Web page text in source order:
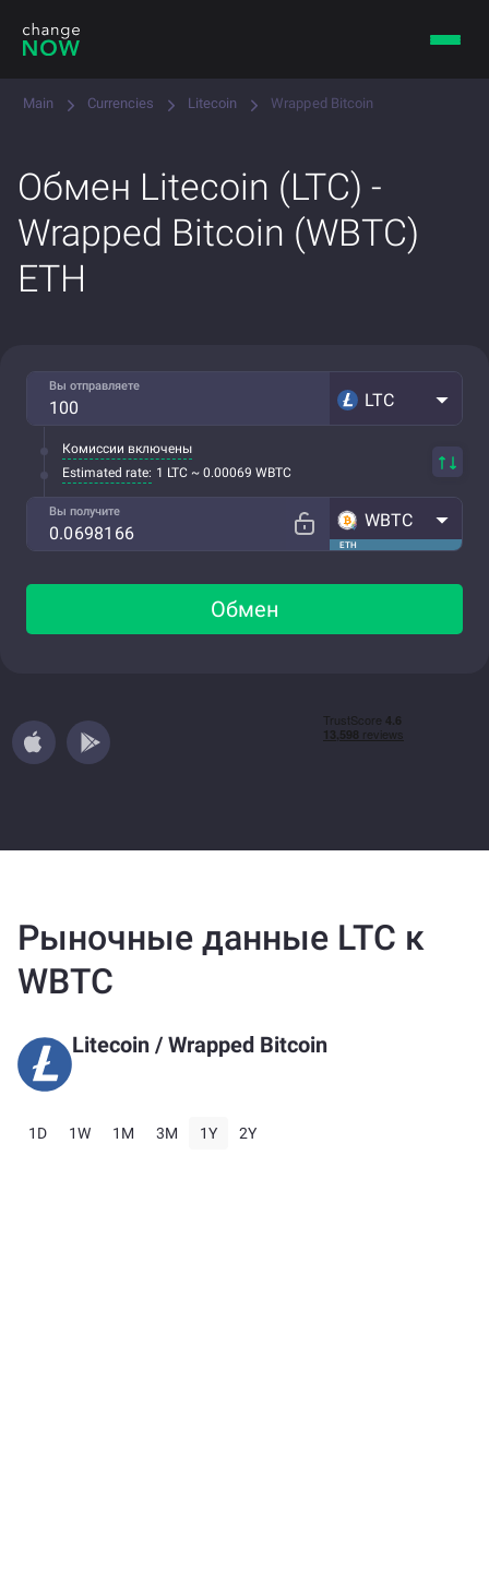
Main Currencies Litecoin Wrapped Bitcoin
Обмен Litecoin (LTC) -
Wrapped Bitcoin (WBTC)
ETH
Вы отправляете
LTC
Комиссии включены
Estimated rate: 1 LTC ~ 0.00069 WBTC
Вы получите
ETH
WBTC
Обмен
Рыночные данные LTC к
WBTC
Litecoin / Wrapped Bitcoin
1D 1W 1M 3M 1Y 2Y